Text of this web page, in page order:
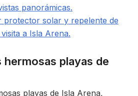
panorámicas.
protector solar y repelente de
a Isla Arena.
hermosas playas de
playas de Isla Arena,